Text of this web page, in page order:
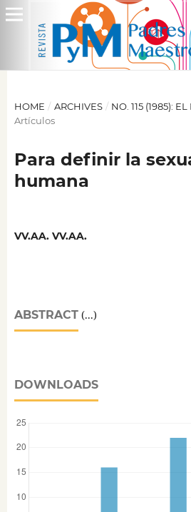
HOME / ARCHIVES / NO. 115 (1985):
Artículos
Para definir la
humana
VV.AA. VV.AA.
ABSTRACT(...)
DOWNLOADS